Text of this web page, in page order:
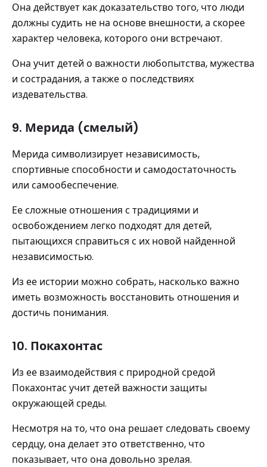
Она действует как доказательство того, что люди
должны судить не на основе внешности, а скорее
характер человека, которого они встречают.
Она учит детей о важности любопытства, мужества
и сострадания, а также о последствиях
издевательства.
9. Мерида (смелый)
Мерида символизирует независимость,
спортивные способности и самодостаточность
или самообеспечение.
Ее сложные отношения с традициями и
освобождением легко подходят для детей,
пытающихся справиться с их новой найденной
независимостью.
Из ее истории можно собрать, насколько важно
иметь возможность восстановить отношения и
достичь понимания.
10. Покахонтас
Из ее взаимодействия с природной средой
Покахонтас учит детей важности защиты
окружающей среды.
Несмотря на то, что она решает следовать своему
сердцу, она делает это ответственно, что
показывает, что она довольно зрелая.